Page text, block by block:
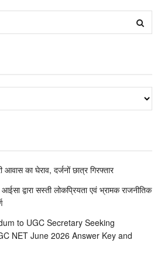
का घेराव, दर्जनों छात्र गिरफ्तार
द्वारा सस्ती लोकप्रियता एवं भ्रामक राजनीतिक
to UGC Secretary Seeking
NET June 2026 Answer Key and